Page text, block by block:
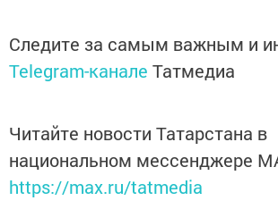
Следите за самым важным и
Telegram-канале Татмедиа
Читайте новости Татарстана в
национальном мессенджере
https://max.ru/tatmedia